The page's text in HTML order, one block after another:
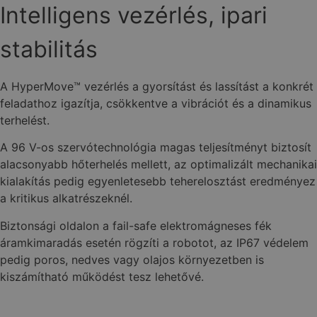
Intelligens vezérlés, ipari
stabilitás
A HyperMove™ vezérlés a gyorsítást és lassítást a konkrét
feladathoz igazítja, csökkentve a vibrációt és a dinamikus
terhelést.
A 96 V-os szervótechnológia magas teljesítményt biztosít
alacsonyabb hőterhelés mellett, az optimalizált mechanikai
kialakítás pedig egyenletesebb teherelosztást eredményez
a kritikus alkatrészeknél.
Biztonsági oldalon a fail-safe elektromágneses fék
áramkimaradás esetén rögzíti a robotot, az IP67 védelem
pedig poros, nedves vagy olajos környezetben is
kiszámítható működést tesz lehetővé.